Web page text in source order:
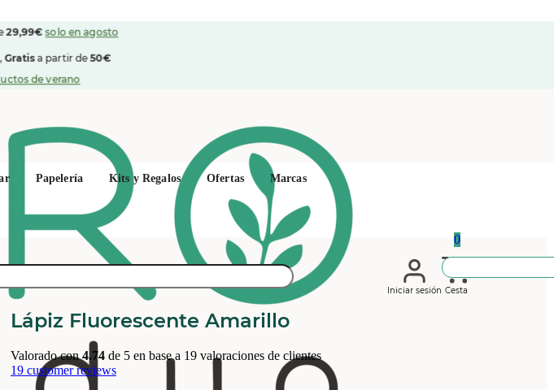
29,99€ solo en agosto
Gratisa partir de50€
de verano
Iniciar sesión
0
Cesta
Papelería Kits y Regalos Ofertas Marcas
Lápiz Fluorescente Amarillo
Valorado con4.74 de 5 en base a 19 valoraciones de clientes
19 customer reviews